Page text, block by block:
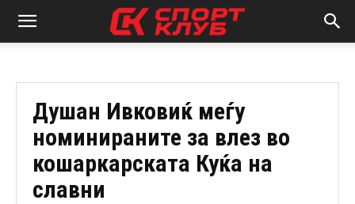
Душан Ивковиќ меѓу
номинираните за влез во
кошаркарската Куќа на
славни